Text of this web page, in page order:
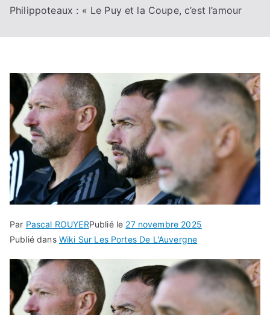
Philippoteaux : « Le Puy et la Coupe, c’est l’amour
Par Pascal ROUYERPublié le 27 novembre 2025
Publié dans Wiki Sur Les Portes De L'Auvergne